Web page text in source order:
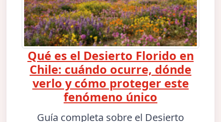
Qué es el Desierto Florido en
Chile: cuándo ocurre, dónde
verlo y cómo proteger este
fenómeno único
Guía completa sobre el Desierto